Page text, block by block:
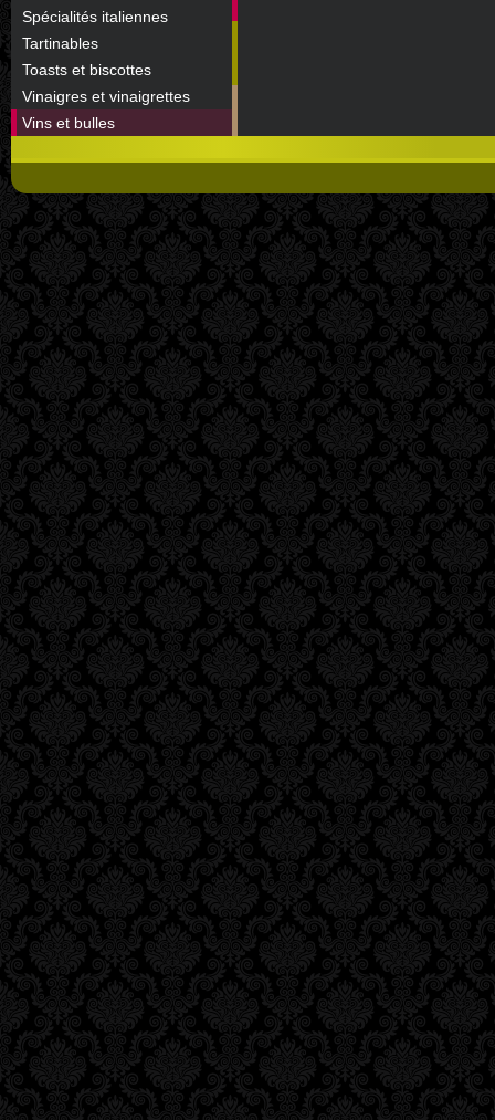
Spécialités italiennes
Tartinables
Toasts et biscottes
Vinaigres et vinaigrettes
Vins et bulles